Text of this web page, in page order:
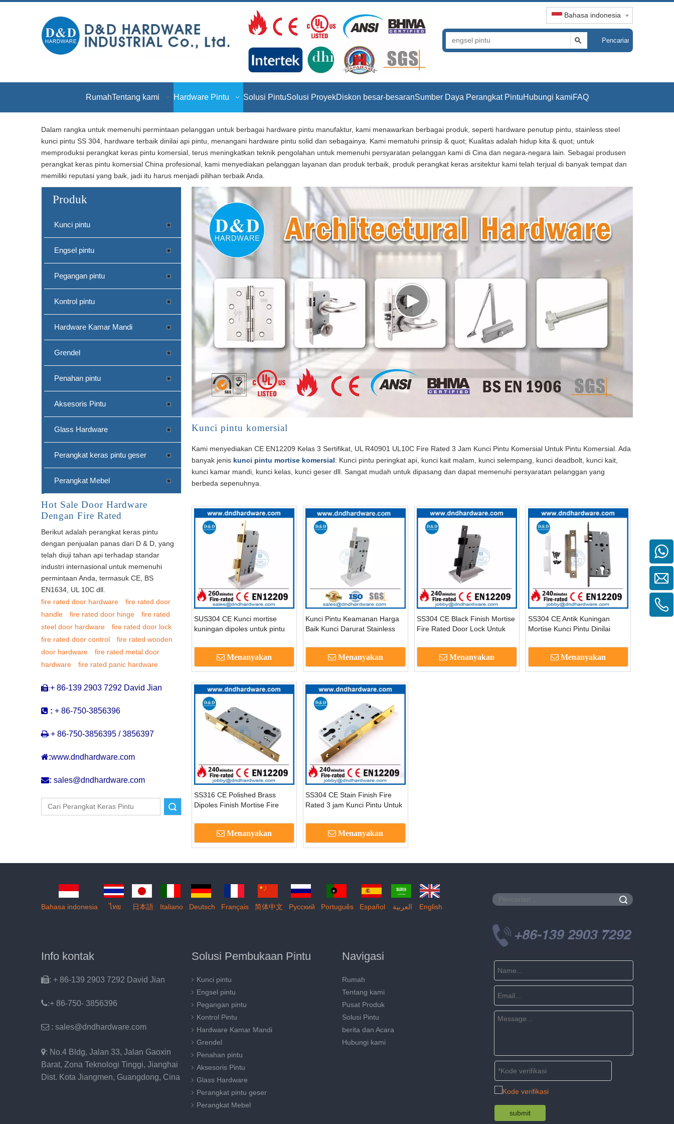
Bahasa indonesia
Pencarian
RumahTentang kami Hardware Pintu Solusi PintuSolusi ProyekDiskon besar-besaranSumber Daya Perangkat PintuHubungi kamiFAQ
Dalam rangka untuk memenuhi permintaan pelanggan untuk berbagai hardware pintu manufaktur, kami menawarkan berbagai produk, seperti hardware penutup pintu, stainless steel
kunci pintu SS 304, hardware terbaik dinilai api pintu, menangani hardware pintu solid dan sebagainya. Kami mematuhi prinsip & quot; Kualitas adalah hidup kita & quot; untuk
memproduksi perangkat keras pintu komersial, terus meningkatkan teknik pengolahan untuk memenuhi persyaratan pelanggan kami di Cina dan negara-negara lain. Sebagai produsen
perangkat keras pintu komersial China profesional, kami menyediakan pelanggan layanan dan produk terbaik, produk perangkat keras arsitektur kami telah terjual di banyak tempat dan
memiliki reputasi yang baik, jadi itu harus menjadi pilihan terbaik Anda.
Produk
Kunci pintu
Engsel pintu
Pegangan pintu
Kontrol pintu
Hardware Kamar Mandi
Grendel
Penahan pintu
Aksesoris Pintu
Glass Hardware
Perangkat keras pintu geser
Perangkat Mebel
Hot Sale Door Hardware
Dengan Fire Rated
Berikut adalah perangkat keras pintu
dengan penjualan panas dari D & D, yang
telah diuji tahan api terhadap standar
industri internasional untuk memenuhi
permintaan Anda, termasuk CE, BS
EN1634, UL 10C dll.
fire rated door hardware
fire rated door
handle
fire rated door hinge
fire rated
steel door hardware
fire rated door lock
fire rated door control
fire rated wooden
door hardware
fire rated metal door
hardware
fire rated panic hardware
:+ 86-139 2903 7292 David Jian
 : + 86-750-3856396
 + 86-750-3856395 / 3856397
:www.dndhardware.com
: sales@dndhardware.com
Pencarian
Kunci pintu komersial
Kami menyediakan CE EN12209 Kelas 3 Sertifikat, UL R40901 UL10C Fire Rated 3 Jam Kunci Pintu Komersial Untuk Pintu Komersial. Ada
banyak jenis kunci pintu mortise komersial: Kunci pintu peringkat api, kunci kait malam, kunci selempang, kunci deadbolt, kunci kait,
kunci kamar mandi, kunci kelas, kunci geser dll. Sangat mudah untuk dipasang dan dapat memenuhi persyaratan pelanggan yang
berbeda sepenuhnya.
SUS304 CE Kunci mortise
kuningan dipoles untuk pintu
Menanyakan
Kunci Pintu Keamanan Harga
Baik Kunci Darurat Stainless
Interior-DDML009-E
Menanyakan
SS304 CE Black Finish Mortise
Fire Rated Door Lock Untuk
Menanyakan
SS304 CE Antik Kuningan
Mortise Kunci Pintu Dinilai
DDML009
Menanyakan
SS316 CE Polished Brass
Dipoles Finish Mortise Fire
Membangun Pintu-DDML009
Menanyakan
SS304 CE Stain Finish Fire
Rated 3 jam Kunci Pintu Untuk
Menanyakan
Bahasa indonesia ไทย 日本語 Italiano Deutsch Français 简体中文 Pусский Português Español العربية English
Info kontak
: + 86-139 2903 7292 David Jian
:+ 86-750- 3856396
 : sales@dndhardware.com
: No.4 Bldg, Jalan 33, Jalan Gaoxin
Barat, Zona Teknologi Tinggi, Jianghai
Dist. Kota Jiangmen, Guangdong, Cina
Solusi Pembukaan Pintu
Kunci pintu
Engsel pintu
Pegangan pintu
Kontrol Pintu
Hardware Kamar Mandi
Grendel
Penahan pintu
Aksesoris Pintu
Glass Hardware
Perangkat pintu geser
Perangkat Mebel
Navigasi
Rumah
Tentang kami
Pusat Produk
Solusi Pintu
berita dan Acara
Hubungi kami
submit